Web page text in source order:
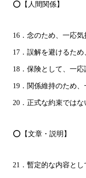
⭕【人間関係】
16．念のため、一応気
17．誤解を避けるため
18．保険として、一応
19．関係維持のため、
20．正式な約束ではな
⭕【文章・説明】
21．暫定的な内容とし